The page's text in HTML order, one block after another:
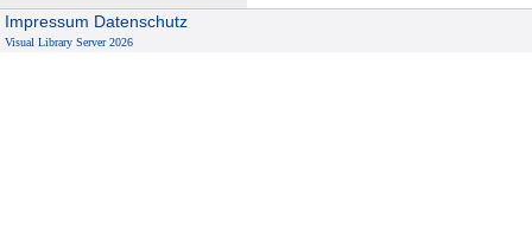
Impressum Datenschutz
Visual Library Server 2026